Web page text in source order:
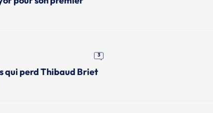
3
qui perd Thibaud Briet